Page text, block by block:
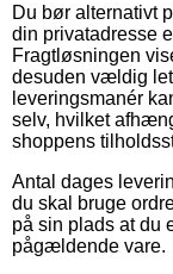
Du bør alternativt
din privatadresse
Fragtløsningen
desuden vældig
leveringsmanér
selv, hvilket
shoppens
Antal dages
du skal bruge
på sin plads at du
pågældende vare.